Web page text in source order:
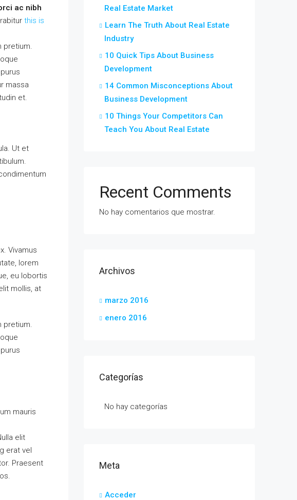
ac nibh
this is
pretium.
massa
et.
Ut et
Vivamus
lorem
eu lobortis
mollis, at
pretium.
mauris
elit
erat vel
Praesent
Real Estate Market
Learn The Truth About Real Estate
Industry
10 Quick Tips About Business
Development
14 Common Misconceptions About
Business Development
10 Things Your Competitors Can
Teach You About Real Estate
Recent Comments
No hay comentarios que mostrar.
Archivos
marzo 2016
enero 2016
Categorías
No hay categorías
Meta
Acceder